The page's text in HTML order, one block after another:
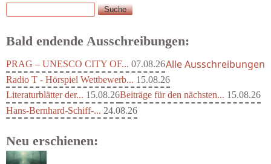
Suchformular
Suche
Bald endende Ausschreibungen:
PRAG – UNESCO CITY OF... 07.08.26
Radio T - Hörspiel Wettbewerb... 15.08.26
Literaturblätter der... 15.08.26Beiträge für den nächsten... 15.08.26
Hans-Bernhard-Schiff-... 24.08.26
Alle Ausschreibungen
Neu erschienen: